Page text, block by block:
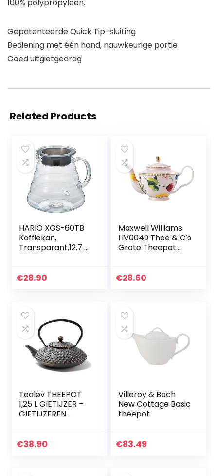
100% polypropyleen.
Gepatenteerde Quick Tip-sluiting
Bediening met één hand, nauwkeurige portie
Goed uitgietgedrag
Related Products
HARIO XGS-60TB
Koffiekan,
Transparant,12.7 x
€28.90
Maxwell Williams
HV0049 Thee & C’s
Grote Theepot
€28.60
Tealøv THEEPOT
1,25 L GIETIJZER –
GIETIJZEREN
Met Uitneembare
€38.90
Villeroy & Boch
New Cottage Basic
theepot
€83.49